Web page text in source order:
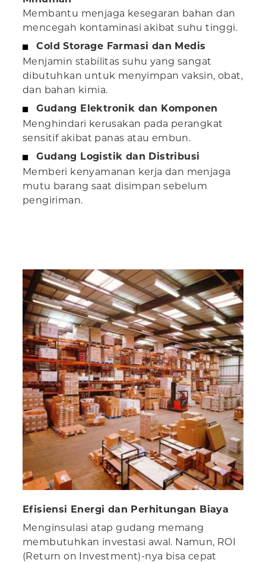
Membantu menjaga kesegaran bahan dan
mencegah kontaminasi akibat suhu tinggi.
Cold Storage Farmasi dan Medis
Menjamin stabilitas suhu yang sangat
dibutuhkan untuk menyimpan vaksin, obat,
dan bahan kimia.
Gudang Elektronik dan Komponen
Menghindari kerusakan pada perangkat
sensitif akibat panas atau embun.
Gudang Logistik dan Distribusi
Memberi kenyamanan kerja dan menjaga
mutu barang saat disimpan sebelum
pengiriman.
Efisiensi Energi dan Perhitungan Biaya
Menginsulasi atap gudang memang
membutuhkan investasi awal. Namun, ROI
(Return on Investment)-nya bisa cepat